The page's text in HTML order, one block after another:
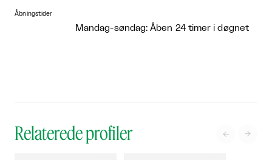
Åbningstider
Mandag-søndag: Åben 24 timer i døgnet
Relaterede profiler  